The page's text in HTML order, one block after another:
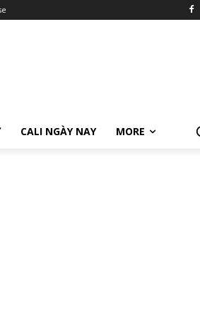
CALI NGÀY NAY MORE